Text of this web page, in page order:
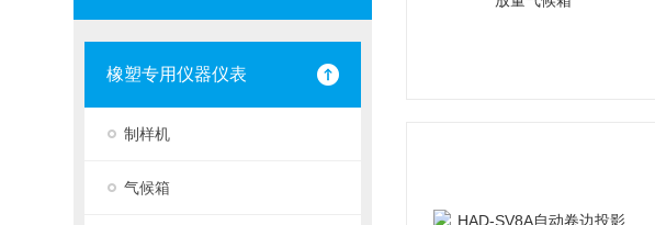
橡塑专用仪器仪表
制样机
气候箱